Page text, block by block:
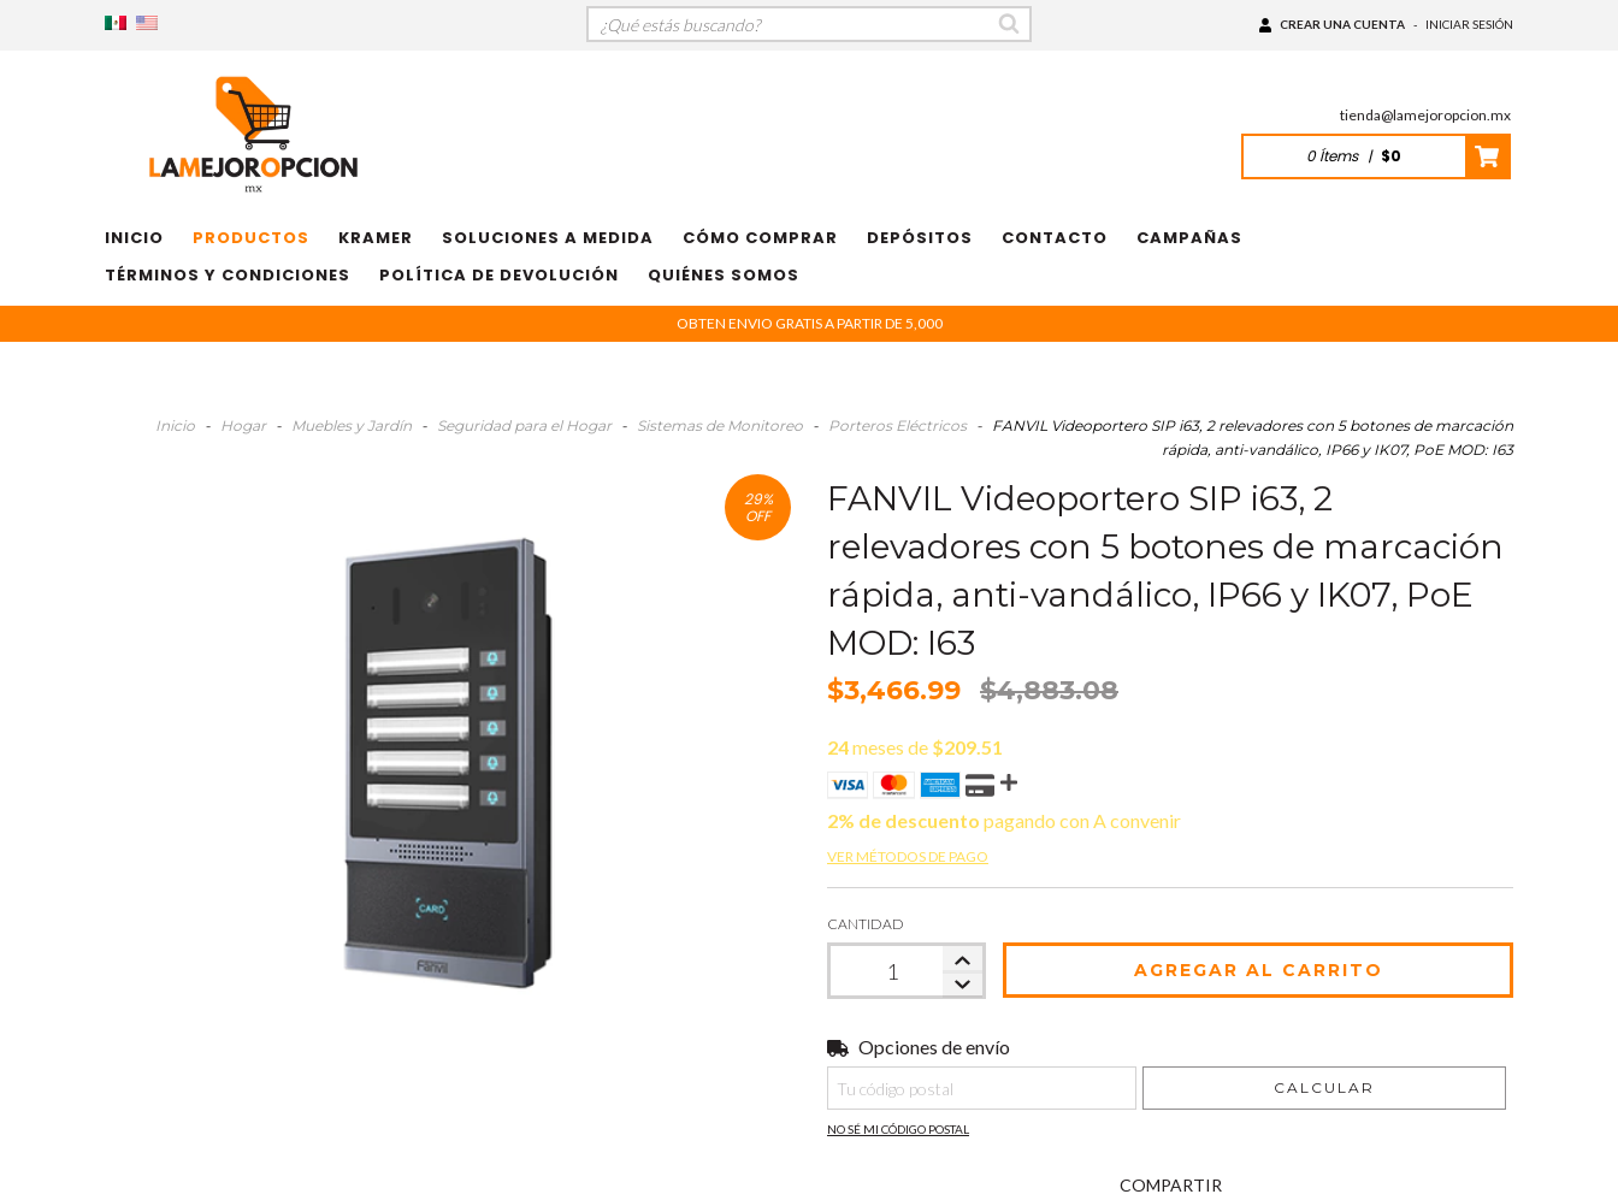
CREAR UNA CUENTA - INICIAR SESIÓN
tienda@lamejoropcion.mx
0Ítems | $0
INICIO PRODUCTOS KRAMER SOLUCIONES A MEDIDA CÓMO COMPRAR DEPÓSITOS CONTACTO
CAMPAÑAS
TÉRMINOS Y CONDICIONES
POLÍTICA DE DEVOLUCIÓN QUIÉNES SOMOS
OBTEN ENVIO GRATIS A PARTIR DE 5,000
Inicio - Hogar - Muebles y Jardín - Seguridad para el Hogar - Sistemas de Monitoreo - Porteros Eléctricos - FANVIL Videoportero SIP i63, 2 relevadores con 5 botones de marcación
rápida, anti-vandálico, IP66 y IK07, PoE MOD: I63
29%
OFF
FANVIL Videoportero SIP i63, 2
relevadores con 5 botones de marcación
rápida, anti-vandálico, IP66 y IK07, PoE
MOD: I63
$3,466.99 $4,883.08
24meses de $209.51
2% de descuento pagando con A convenir
VER MÉTODOS DE PAGO
CANTIDAD
Entregas para el CP:
Opciones de envío
CALCULAR
NO SÉ MI CÓDIGO POSTAL
COMPARTIR